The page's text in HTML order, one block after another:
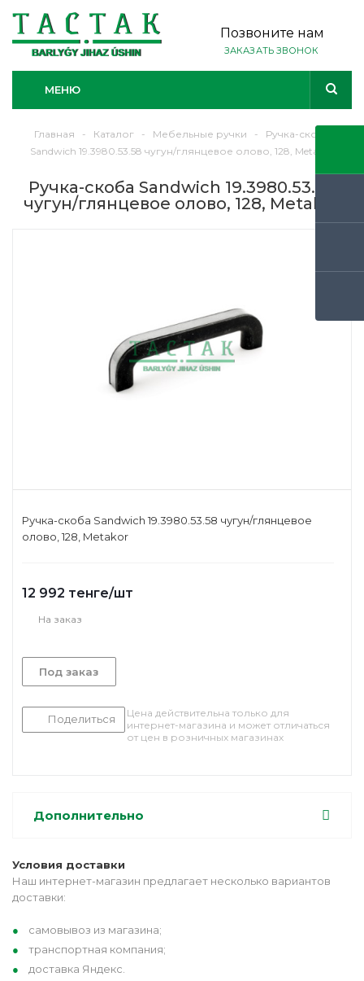
Позвоните нам
ЗАКАЗАТЬ ЗВОНОК
МЕНЮ
Главная - Каталог - Мебельные ручки -
Ручка-скоба
Sandwich 19.3980.53.58 чугун/глянцевое олово, 128, Metakor
Ручка-скоба Sandwich 19.3980.53.58
чугун/глянцевое олово, 128, Metakor
Ручка-скоба Sandwich 19.3980.53.58 чугун/глянцевое
олово, 128, Metakor
12 992 тенге/шт
На заказ
Под заказ
Поделиться
Цена действительна только для
интернет-магазина и может отличаться
от цен в розничных магазинах
Дополнительно
Условия доставки
Наш интернет-магазин предлагает несколько вариантов
доставки:
самовывоз из магазина;
транспортная компания;
доставка Яндекс.